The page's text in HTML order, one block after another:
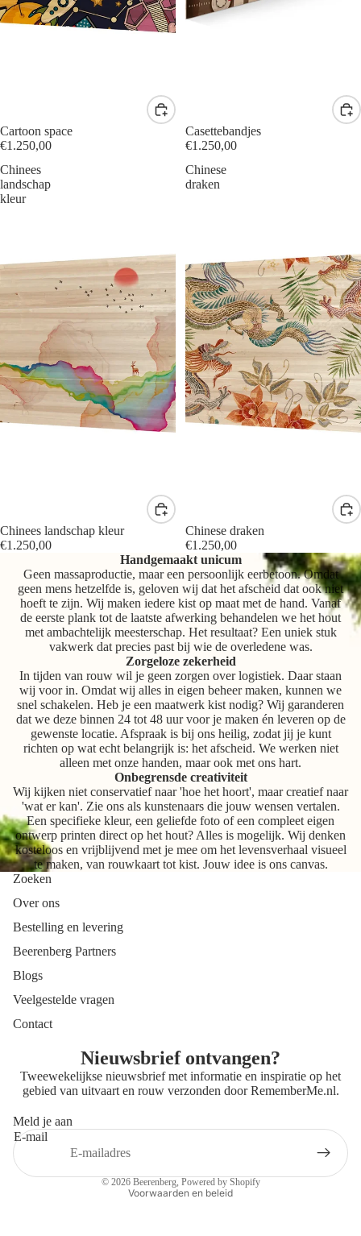
Cartoon space
€1.250,00
Casettebandjes
€1.250,00
Chinees
landschap
kleur
Chinees landschap kleur
€1.250,00
Chinese
draken
Chinese draken
€1.250,00
Handgemaakt unicum
Geen massaproductie, maar een persoonlijk eerbetoon. Omdat
geen mens hetzelfde is, geloven wij dat het afscheid dat ook niet
hoeft te zijn. Wij maken iedere kist op maat met de hand. Vanaf
de eerste plank tot de laatste afwerking behandelen we het hout
met ambachtelijk meesterschap. Het resultaat? Een uniek stuk
vakwerk dat precies past bij wie de overledene was.
Zorgeloze zekerheid
In tijden van rouw wil je geen zorgen over logistiek. Daar staan
wij voor in. Omdat wij alles in eigen beheer maken, kunnen we
snel schakelen. Heb je een maatwerk kist nodig? Wij garanderen
dat we deze binnen 24 tot 48 uur voor je maken én leveren op de
gewenste locatie. Afspraak is bij ons heilig, zodat jij je kunt
richten op wat echt belangrijk is: het afscheid. We werken niet
alleen met onze handen, maar ook met ons hart.
Onbegrensde creativiteit
Wij kijken niet conservatief naar 'hoe het hoort', maar creatief naar
'wat er kan'. Zie ons als kunstenaars die jouw wensen vertalen.
Een specifieke kleur, een geliefde foto of een compleet eigen
ontwerp printen direct op het hout? Alles is mogelijk. Wij denken
kosteloos en vrijblijvend met je mee om het levensverhaal visueel
te maken, van rouwkaart tot kist. Jouw idee is ons canvas.
Zoeken
Over ons
Bestelling en levering
Beerenberg Partners
Blogs
Veelgestelde vragen
Contact
Nieuwsbrief ontvangen?
Tweewekelijkse nieuwsbrief met informatie en inspiratie op het
gebied van uitvaart en rouw verzonden doorRememberMe.nl.
Meld je aan
E-mail
© 2026 Beerenberg, Powered by Shopify
Voorwaarden en beleid